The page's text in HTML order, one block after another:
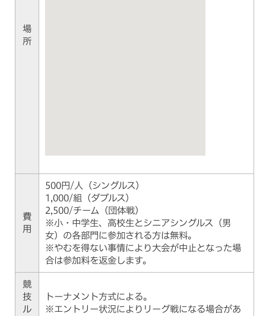
場
所
費
用
500円/人（シングルス）
1,000/組（ダブルス）
2,500/チーム（団体戦）
※小・中学生、高校生とシニアシングルス（男
女）の各部門に参加される方は無料。
※やむを得ない事情により大会が中止となった場
合は参加料を返金します。
競
技
ル
トーナメント方式による。
※エントリー状況によりリーグ戦になる場合があ